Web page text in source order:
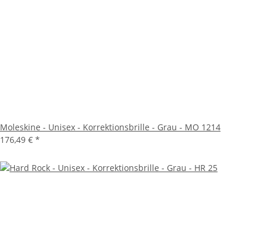
Moleskine - Unisex - Korrektionsbrille - Grau - MO 1214
176,49 € *